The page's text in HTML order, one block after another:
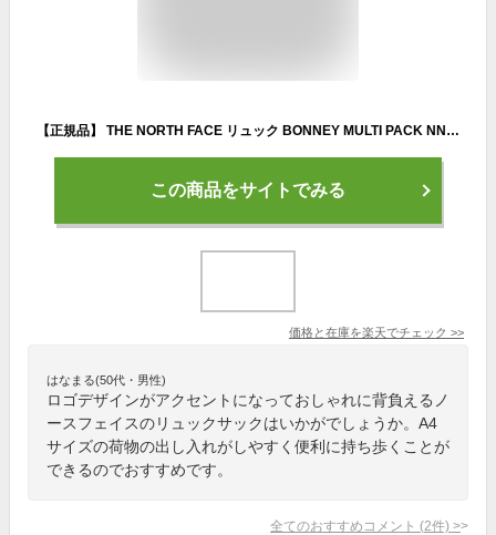
【正規品】 THE NORTH FACE リュック BONNEY MULTI PACK NN2PQ07 ☆ レディース ロゴ バックパック 通勤 通学 バッグ 鞄 ナイロン 光沢感 韓国 ノースフェイス【関税込/送料無料】
この商品をサイトでみる
価格と在庫を楽天でチェック >>
はなまる(50代・男性)
ロゴデザインがアクセントになっておしゃれに背負えるノ
ースフェイスのリュックサックはいかがでしょうか。A4
サイズの荷物の出し入れがしやすく便利に持ち歩くことが
できるのでおすすめです。
全てのおすすめコメント (2件) >